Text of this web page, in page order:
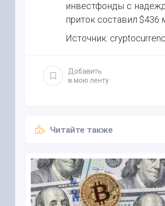
инвестфонды с
приток составил $436
Источник:
Добавить
в мою ленту
Читайте также